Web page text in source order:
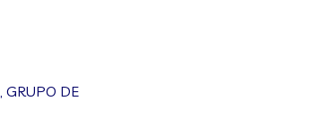
,GRUPO DE